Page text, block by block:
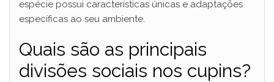
espécie possui características únicas e adaptações
específicas ao seu ambiente.
Quais são as principais
divisões sociais nos cupins?